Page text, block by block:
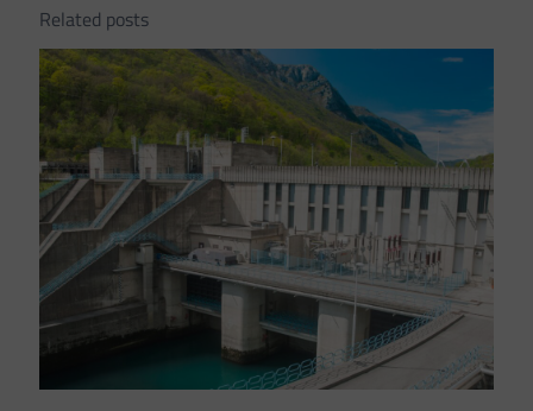
Related posts